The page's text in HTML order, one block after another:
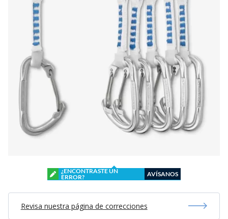
¿ENCONTRASTE UN
ERROR?
AVÍSANOS
Revisa nuestra página de correcciones